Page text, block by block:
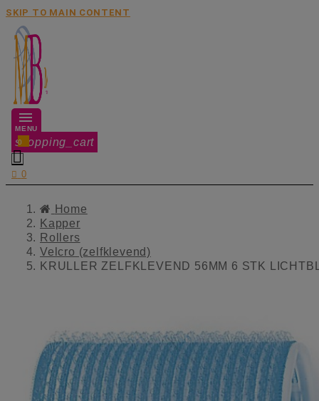
SKIP TO MAIN CONTENT
MENU
shopping_cart
0

 0
Home
Kapper
Rollers
Velcro (zelfklevend)
KRULLER ZELFKLEVEND 56MM 6 STK